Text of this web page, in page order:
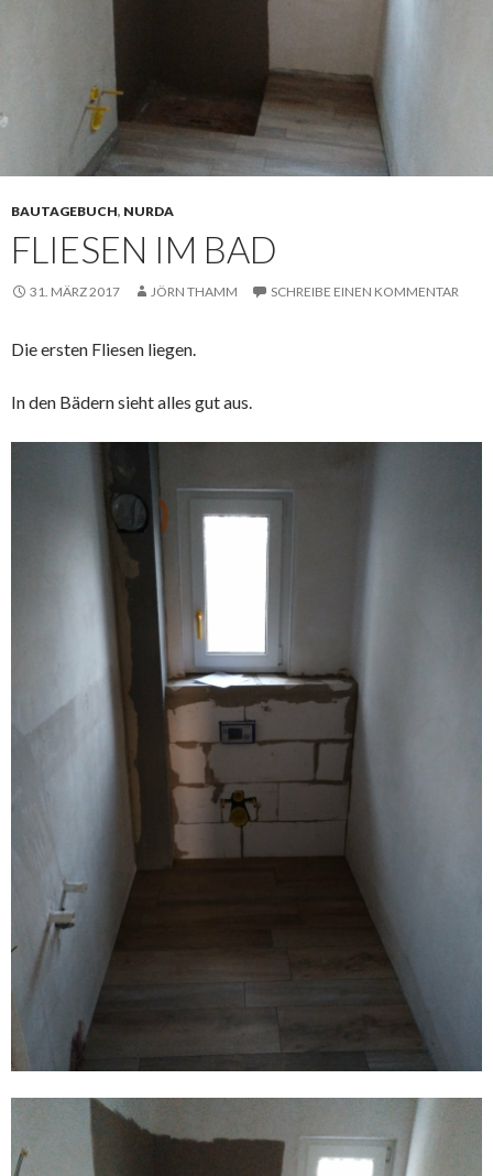
BAUTAGEBUCH, NURDA
FLIESEN IM BAD
31. MÄRZ 2017 JÖRN THAMM SCHREIBE EINEN KOMMENTAR
Die ersten Fliesen liegen.
In den Bädern sieht alles gut aus.